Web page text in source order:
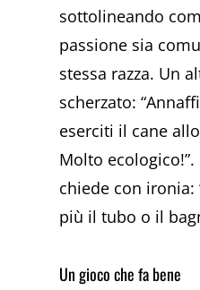
sottolineando
passione sia
stessa razza. Un
scherzato:
eserciti il cane
Molto ecologico!”.
chiede con ironia:
più il tubo o il
Un gioco che fa bene